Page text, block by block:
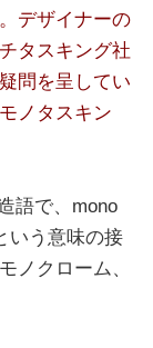
デザイナーの
タスキング社
問を呈してい
ノタスキン
語で、mono
いう意味の接
ノクローム、